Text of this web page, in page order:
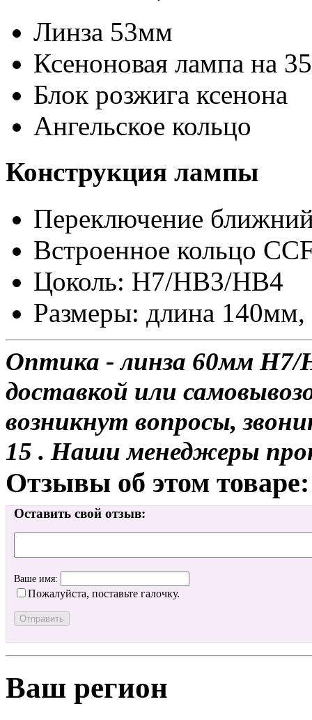
Линза 53мм
Ксеноновая лампа на
Блок розжига ксенона
Ангельское кольцо
Конструкция лампы
Переключение
Встроенное кольцо
Цоколь: H7/HB3/HB4
Размеры: длина
Оптика - линза 60мм
доставкой или
возникнут вопросы,
15 . Наши менеджеры
Отзывы об этом товаре:
Оставить свой отзыв:
Ваше имя:
Пожалуйста, поставьте галочку.
Ваш регион